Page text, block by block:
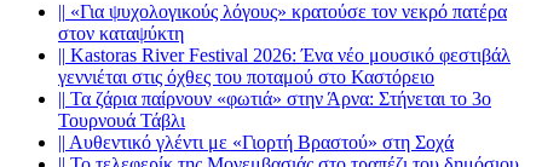
|| «Για ψυχολογικούς λόγους» κρατούσε τον νεκρό πατέρα
στον καταψύκτη
|| Kastoras River Festival 2026: Ένα νέο μουσικό φεστιβάλ
γεννιέται στις όχθες του ποταμού στο Καστόρειο
|| Τα ζάρια παίρνουν «φωτιά» στην Άρνα: Στήνεται το 3ο
Τουρνουά Τάβλι
|| Αυθεντικό γλέντι με «Γιορτή Βραστού» στη Σοχά